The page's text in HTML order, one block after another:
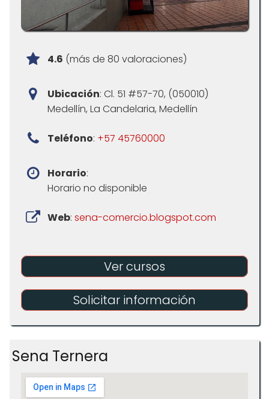
4.6 (más de 80 valoraciones)
Ubicación: Cl. 51 #57-70, (050010)
Medellín, La Candelaria, Medellín
Teléfono: +57 45760000
Horario:
Horario no disponible
Web: sena-comercio.blogspot.com
Ver cursos
Solicitar información
Sena Ternera